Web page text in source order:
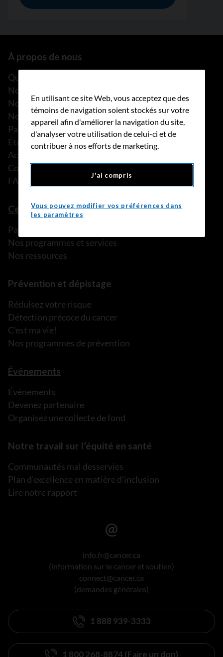
À propos de nous
Que faisons-nous?
Notre histoire
Nos histoires
Notre équipe
Partenariats
États financiers
Actualités
Communiqués de presse
FAQ
Ce que nous pouvons faire
Parler à une personne de confiance
Nos programmes et services
Nos ressources
Prévention et dépistage
Réduisez votre risque
Détection précoce du cancer
C’est ma vie!
Nos programmes de prévention
Événements
Événements
Devenez partenaire
Organisez une collecte de fond
Notre travail sur l’équité en santé
Communautés mal desservies
Plan d’excellence en matière d’inclusion
Lire notre rapport
info.fr@cancer.ca
(information sur le cancer et soutien)
connect@cancer.ca
(demandes générales)
1 888 939-3333
1 800 268-8874 (Faire un don)
En utilisant ce site Web, vous acceptez que des
témoins de navigation soient stockés sur votre
appareil afin d'améliorer la navigation du site,
d'analyser votre utilisation de celui-ci et de
contribuer à nos efforts de marketing.
J'ai compris
Vous pouvez modifier vos préférences dans
les paramètres